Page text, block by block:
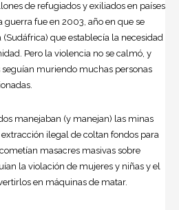
de refugiados y exiliados en países
guerra fue en 2003, año en que se
que establecía la necesidad
Pero la violencia no se calmó, y
seguían muriendo muchas personas
manejaban (y manejan) las minas
ilegal de coltan fondos para
masacres masivas sobre
la violación de mujeres y niñas y el
en máquinas de matar.